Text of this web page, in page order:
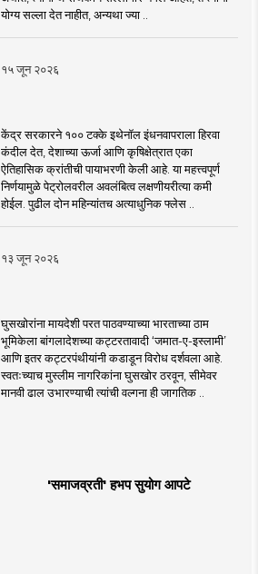
योग्य सल्ला देत नाहीत, अन्यथा ज्या ..
१५ जून २०२६
केंद्र सरकारने १०० टक्के इथेनॉल इंधनवापराला हिरवा
कंदील देत, देशाच्या ऊर्जा आणि कृषिक्षेत्रात एका
ऐतिहासिक क्रांतीची पायाभरणी केली आहे. या महत्त्वपूर्ण
निर्णयामुळे पेट्रोलवरील अवलंबित्व लक्षणीयरीत्या कमी
होईल. पुढील दोन महिन्यांतच अत्याधुनिक फ्लेस ..
१३ जून २०२६
घुसखोरांना मायदेशी परत पाठवण्याच्या भारताच्या ठाम
भूमिकेला बांगलादेशच्या कट्टरतावादी ‘जमात-ए-इस्लामी’
आणि इतर कट्टरपंथीयांनी कडाडून विरोध दर्शवला आहे.
स्वतःच्याच मुस्लीम नागरिकांना घुसखोर ठरवून, सीमेवर
मानवी ढाल उभारण्याची त्यांची वल्गना ही जागतिक ..
'समाजव्रती' हभप सुयोग आपटे